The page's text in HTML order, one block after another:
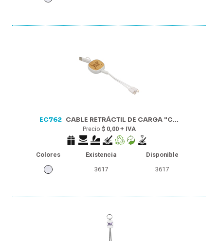
EC762 CABLE RETRÁCTIL DE CARGA "C...
Precio $ 0,00 + IVA
Colores Existencia
Disponible
3617
3617